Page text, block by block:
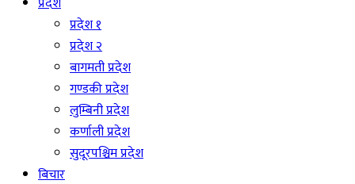
प्रदेश १
प्रदेश २
बागमती प्रदेश
गण्डकी प्रदेश
लुम्बिनी प्रदेश
कर्णाली प्रदेश
सुदूरपश्चिम प्रदेश
बिचार